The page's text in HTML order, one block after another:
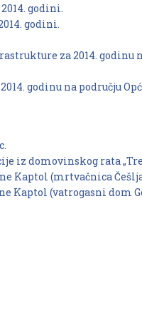
godini.
godini.
za 2014. godinu
godinu na području
iz domovinskog rata
Kaptol (mrtvačnica
Kaptol (vatrogasni dom